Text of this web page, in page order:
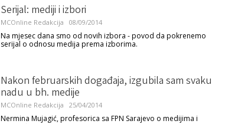
Serijal: mediji i izbori
MCOnline Redakcija 08/09/2014
Na mjesec dana smo od novih izbora - povod da pokrenemo
serijal o odnosu medija prema izborima.
Nakon februarskih događaja, izgubila sam svaku
nadu u bh. medije
MCOnline Redakcija 25/04/2014
Nermina Mujagić, profesorica sa FPN Sarajevo o medijima i